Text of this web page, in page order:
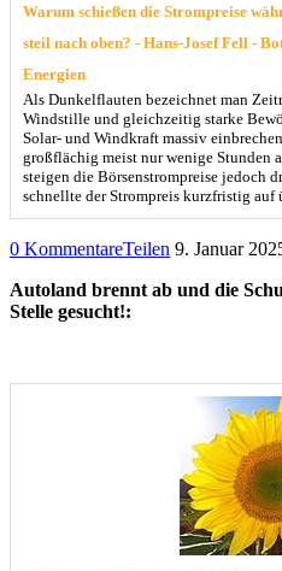
Warum schießen die Strompreise
steil nach oben? - Hans-Josef Fell -
Energien
Als Dunkelflauten bezeichnet man
Windstille und gleichzeitig starke
Solar- und Windkraft massiv
großflächig meist nur wenige Stunden
steigen die Börsenstrompreise jedoch
schnellte der Strompreis kurzfristig auf
0 KommentareTeilen 9. Januar
Autoland brennt ab und die
Stelle gesucht!: